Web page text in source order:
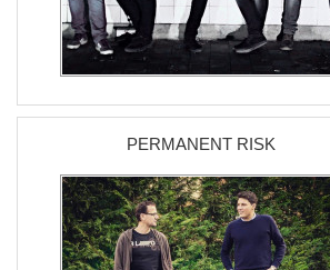
PERMANENT RISK